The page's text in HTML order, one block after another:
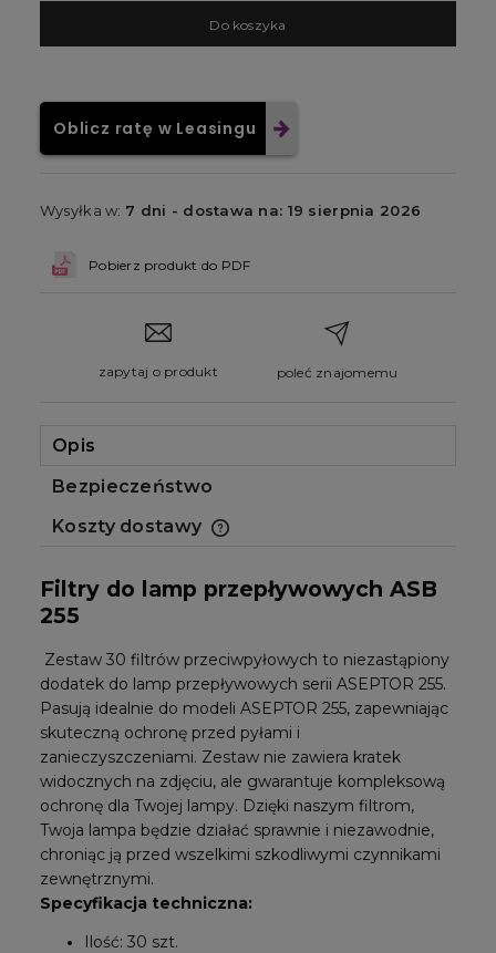
Do koszyka
Oblicz ratę w Leasingu
Wysyłka w: 7 dni - dostawa na: 19 sierpnia 2026
Pobierz produkt do PDF
zapytaj o produkt poleć znajomemu
Opis
Bezpieczeństwo
Koszty dostawy
Cena nie zawiera ewentualnych kosztów
Filtry do lamp przepływowych ASB
255
Zestaw 30 filtrów przeciwpyłowych to niezastąpiony
dodatek do lamp przepływowych serii ASEPTOR 255.
Pasują idealnie do modeli ASEPTOR 255, zapewniając
skuteczną ochronę przed pyłami i
zanieczyszczeniami. Zestaw nie zawiera kratek
widocznych na zdjęciu, ale gwarantuje kompleksową
ochronę dla Twojej lampy. Dzięki naszym filtrom,
Twoja lampa będzie działać sprawnie i niezawodnie,
chroniąc ją przed wszelkimi szkodliwymi czynnikami
zewnętrznymi.
Specyfikacja techniczna:
Ilość: 30 szt.